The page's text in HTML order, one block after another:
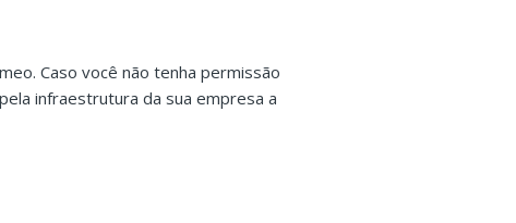
Caso você não tenha permissão
infraestrutura da sua empresa a